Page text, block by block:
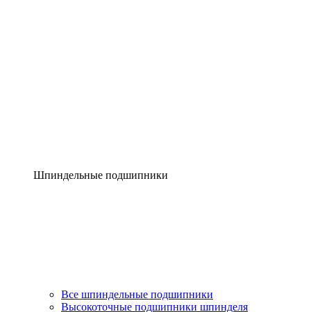
Шпиндельные подшипники
Все шпиндельные подшипники
Высокоточные подшипники шпинделя